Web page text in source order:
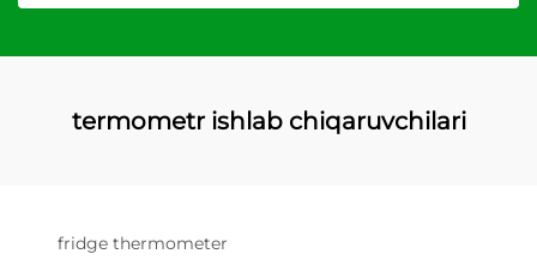
termometr ishlab chiqaruvchilari
fridge thermometer